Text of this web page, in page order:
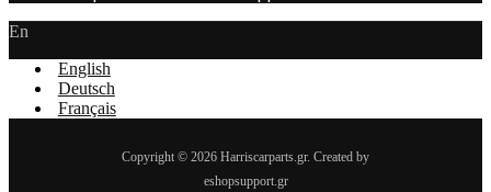
En
English
Deutsch
Français
Copyright © 2026 Harriscarparts.gr. Created by
eshopsupport.gr